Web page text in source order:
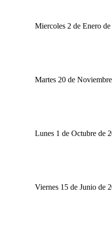
Miercoles 2 de Enero
Martes 20 de
Lunes 1 de Octubre de
Viernes 15 de Junio de